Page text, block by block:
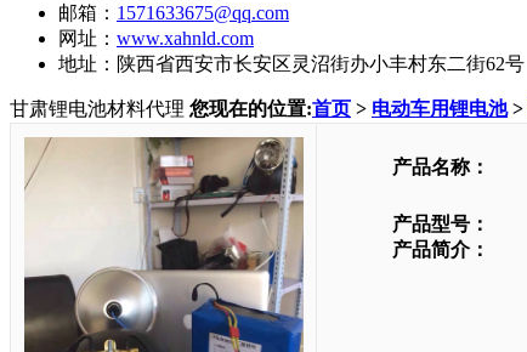
邮箱： 1571633675@qq.com
网址： www.xahnld.com
地址：陕西省西安市长安区灵沼街办小丰村东二街62号
甘肃锂电池材料代理 您现在的位置:首页 > 电动车用锂电池>
产品名称：
产品型号：
产品简介：